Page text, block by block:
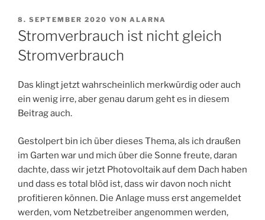
VERÖFFENTLICHT
AM
8. SEPTEMBER 2020 VON ALARNA
Stromverbrauch ist nicht gleich
Stromverbrauch
Das klingt jetzt wahrscheinlich merkwürdig oder auch
ein wenig irre, aber genau darum geht es in diesem
Beitrag auch.
Gestolpert bin ich über dieses Thema, als ich draußen
im Garten war und mich über die Sonne freute, daran
dachte, dass wir jetzt Photovoltaik auf dem Dach haben
und dass es total blöd ist, dass wir davon noch nicht
profitieren können. Die Anlage muss erst angemeldet
werden, vom Netzbetreiber angenommen werden,